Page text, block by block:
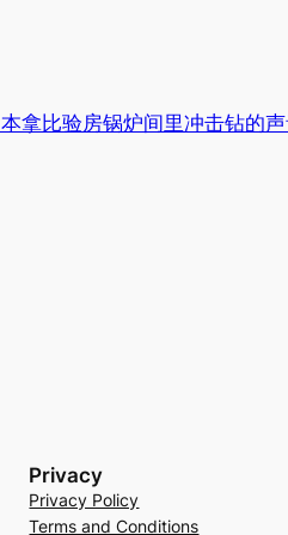
本拿比验房锅炉间里冲击钻的
Privacy
Privacy Policy
Terms and Conditions